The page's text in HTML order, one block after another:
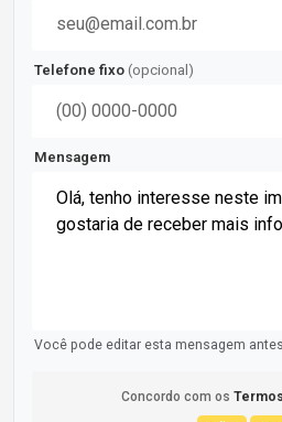
Telefone fixo (opcional)
Mensagem
Você pode editar esta mensagem
Concordo com os Termos